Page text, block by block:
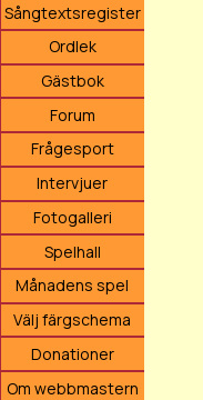
Sångtextsregister
Ordlek
Gästbok
Forum
Frågesport
Intervjuer
Fotogalleri
Spelhall
Månadens spel
Välj färgschema
Donationer
Om webbmastern